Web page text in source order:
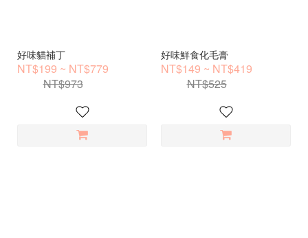
好味貓補丁
NT$199 ~ NT$779
NT$973
好味鮮食化毛膏
NT$149 ~ NT$419
NT$525